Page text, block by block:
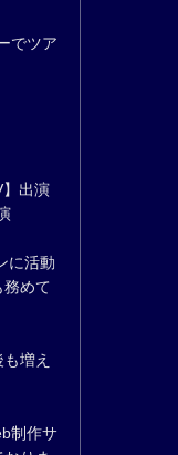
でツア
出演
に活動
務めて
増え
制作サ